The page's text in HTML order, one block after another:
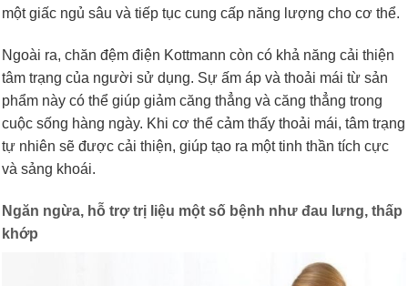
một giấc ngủ sâu và tiếp tục cung cấp năng lượng cho cơ thể.
Ngoài ra, chăn đệm điện Kottmann còn có khả năng cải thiện
tâm trạng của người sử dụng. Sự ấm áp và thoải mái từ sản
phẩm này có thể giúp giảm căng thẳng và căng thẳng trong
cuộc sống hàng ngày. Khi cơ thể cảm thấy thoải mái, tâm trạng
tự nhiên sẽ được cải thiện, giúp tạo ra một tinh thần tích cực
và sảng khoái.
Ngăn ngừa, hỗ trợ trị liệu một số bệnh như đau lưng, thấp
khớp